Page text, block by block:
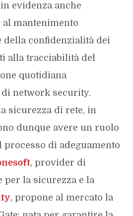
evidenza anche
al mantenimento
della confidenzialità dei
alla tracciabilità del
quotidiana
network security.
sicurezza di rete, in
dunque avere un ruolo
di adeguamento
, provider di
per la sicurezza e la
, propone al mercato la